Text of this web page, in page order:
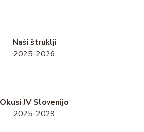
Naši štruklji
2025-2026
Okusi JV Slovenijo
2025-2029